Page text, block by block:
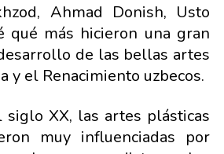
Ahmad Donish, Usto
qué más hicieron una gran
de las bellas artes
y el Renacimiento uzbecos.
XX, las artes plásticas
muy influenciadas por